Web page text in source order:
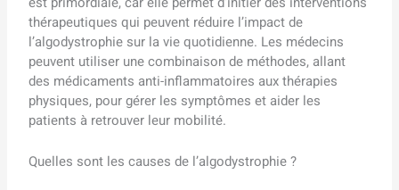
thérapeutiques qui peuvent réduire l’impact de
l’algodystrophie sur la vie quotidienne. Les médecins
peuvent utiliser une combinaison de méthodes, allant
des médicaments anti-inflammatoires aux thérapies
physiques, pour gérer les symptômes et aider les
patients à retrouver leur mobilité.
Quelles sont les causes de l’algodystrophie ?